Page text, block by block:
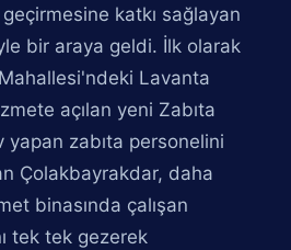
katkı sağlayan
bir araya geldi. İlk olarak
Lavanta
açılan yeni Zabıta
yapan zabıta personelini
Çolakbayrakdar, daha
binasında çalışan
tek tek gezerek